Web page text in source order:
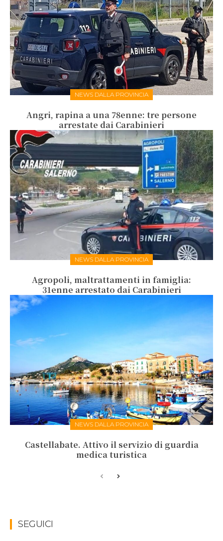
NEWS DALLA PROVINCIA
Angri, rapina a una 78enne: tre persone
arrestate dai Carabinieri
NEWS DALLA PROVINCIA
Agropoli, maltrattamenti in famiglia:
31enne arrestato dai Carabinieri
NEWS DALLA PROVINCIA
Castellabate. Attivo il servizio di guardia
medica turistica
SEGUICI